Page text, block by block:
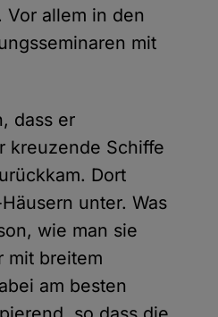
allem in den
mit
dass er
kreuzende Schiffe
Dort
unter. Was
wie man sie
mit breitem
am besten